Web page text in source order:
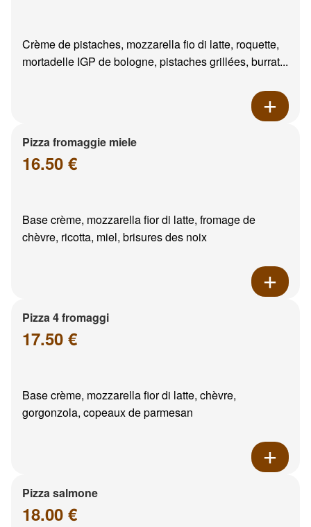
Crème de pistaches, mozzarella fio di latte, roquette,
mortadelle IGP de bologne, pistaches grillées, burrat...
Pizza fromaggie miele
16.50 €
Base crème, mozzarella fior di latte, fromage de
chèvre, ricotta, miel, brisures des noix
Pizza 4 fromaggi
17.50 €
Base crème, mozzarella fior di latte, chèvre,
gorgonzola, copeaux de parmesan
Pizza salmone
18.00 €